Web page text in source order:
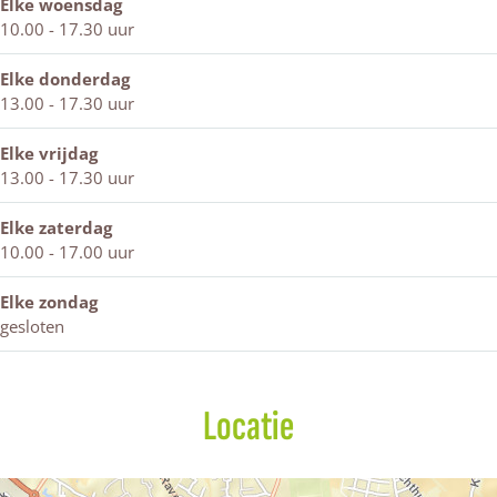
e
i
f
e
s
t
y
l
e
Elke woensdag
10.00 - 17.30 uur
Elke donderdag
13.00 - 17.30 uur
Elke vrijdag
13.00 - 17.30 uur
Elke zaterdag
10.00 - 17.00 uur
Elke zondag
gesloten
Locatie